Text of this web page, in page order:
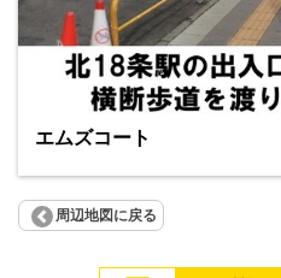
エムズコート
周辺地図に戻る